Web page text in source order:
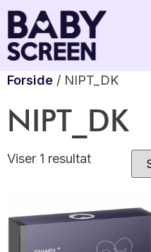
Forside / NIPT_DK
NIPT_DK
Viser 1 resultat